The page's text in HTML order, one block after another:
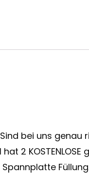
Sind bei uns
hat 2